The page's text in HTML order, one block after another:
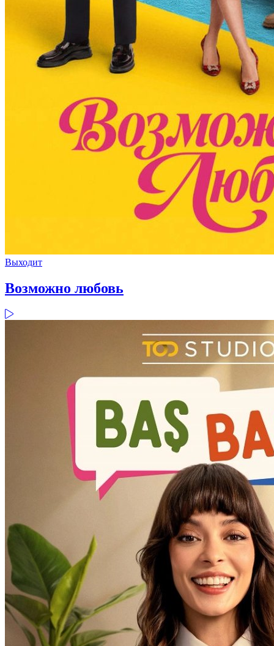
Выходит
Возможно любовь